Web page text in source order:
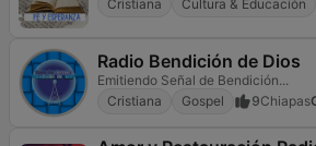
Cristiana Cultura & Educación
Radio Bendición de Dios
Emitiendo Señal de Bendición...
Cristiana
Gospel 9Chiapas